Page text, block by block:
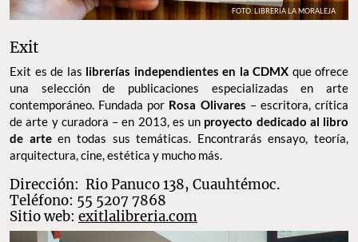
FOTO: LIBRERÍA LA MORALEJA
Exit
Exit es de las librerías independientes en la CDMX
una selección de publicaciones especializadas en arte
contemporáneo. Fundada porRosa Olivares
de arte y curadora – en 2013, es un
de arteen todas sus temáticas. Encontrarás ensayo, teoría,